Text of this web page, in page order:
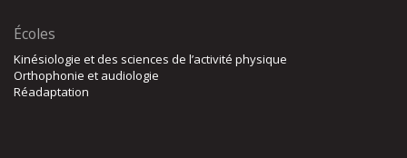
Écoles
Kinésiologie et des sciences de l’activité physique
Orthophonie et audiologie
Réadaptation